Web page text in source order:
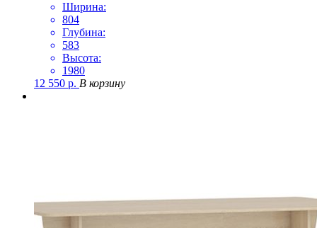
Ширина:
804
Глубина:
583
Высота:
1980
12 550 р. В корзину